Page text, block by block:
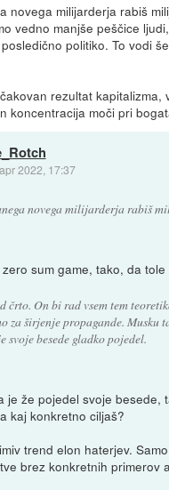
novega milijarderja rabiš
vedno manjše peščice
politiko. To vodi
rezultat kapitalizma,
koncentracija moči pri
2022, 17:37
novega milijarderja rabiš
sum game, tako, da
črto. On bi rad vsem tem
za širjenje propagande. Musku
svoje besede gladko pojedel.
je že pojedel svoje besede,
kaj konkretno ciljaš?
trend elon haterjev.
brez konkretnih primerov